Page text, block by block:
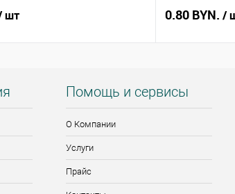
шт 0.80 BYN. /
Помощь и сервисы
О Компании
Услуги
Прайс